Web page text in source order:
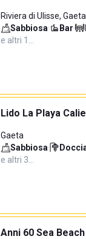
Riviera di Ulisse, Gaeta
Sabbiosa· Bar·
e altri 1…
Lido La Playa
Gaeta
Sabbiosa·
e altri 3…
Anni 60 Sea Beach